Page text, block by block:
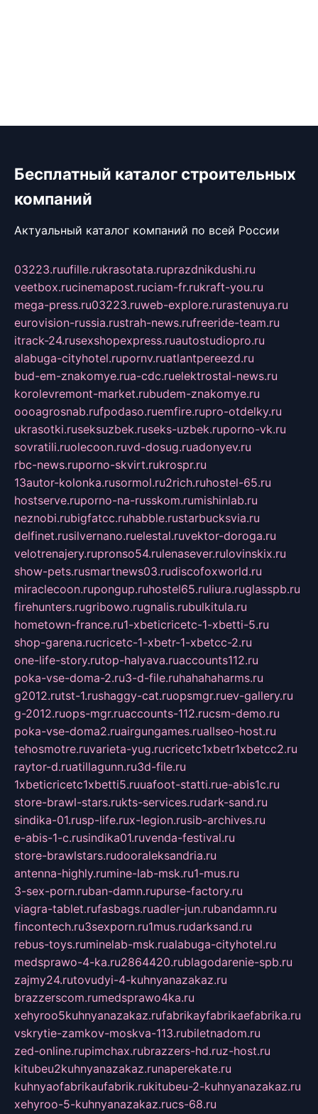
Бесплатный каталог строительных
компаний
Актуальный каталог компаний по всей России
03223.ruufille.rukrasotata.ruprazdnikdushi.ru
veetbox.rucinemapost.ruciam-fr.rukraft-you.ru
mega-press.ru03223.ruweb-explore.rurastenuya.ru
eurovision-russia.rustrah-news.rufreeride-team.ru
itrack-24.rusexshopexpress.ruautostudiopro.ru
alabuga-cityhotel.rupornv.ruatlantpereezd.ru
bud-em-znakomye.rua-cdc.ruelektrostal-news.ru
korolevremont-market.rubudem-znakomye.ru
oooagrosnab.rufpodaso.ruemfire.rupro-otdelky.ru
ukrasotki.ruseksuzbek.ruseks-uzbek.ruporno-vk.ru
sovratili.ruolecoon.ruvd-dosug.ruadonyev.ru
rbc-news.ruporno-skvirt.rukrospr.ru
13autor-kolonka.rusormol.ru2rich.ruhostel-65.ru
hostserve.ruporno-na-russkom.rumishinlab.ru
neznobi.rubigfatcc.ruhabble.rustarbucksvia.ru
delfinet.rusilvernano.ruelestal.ruvektor-doroga.ru
velotrenajery.rupronso54.rulenasever.rulovinskix.ru
show-pets.rusmartnews03.rudiscofoxworld.ru
miraclecoon.rupongup.ruhostel65.ruliura.ruglasspb.ru
firehunters.rugribowo.rugnalis.rubulkitula.ru
hometown-france.ru1-xbeticricetc-1-xbetti-5.ru
shop-garena.rucricetc-1-xbetr-1-xbetcc-2.ru
one-life-story.rutop-halyava.ruaccounts112.ru
poka-vse-doma-2.ru3-d-file.ruhahahaharms.ru
g2012.rutst-1.rushaggy-cat.ruopsmgr.ruev-gallery.ru
g-2012.ruops-mgr.ruaccounts-112.rucsm-demo.ru
poka-vse-doma2.ruairgungames.ruallseo-host.ru
tehosmotre.ruvarieta-yug.rucricetc1xbetr1xbetcc2.ru
raytor-d.ruatillagunn.ru3d-file.ru
1xbeticricetc1xbetti5.ruuafoot-statti.rue-abis1c.ru
store-brawl-stars.rukts-services.rudark-sand.ru
sindika-01.rusp-life.rux-legion.rusib-archives.ru
e-abis-1-c.rusindika01.ruvenda-festival.ru
store-brawlstars.rudooraleksandria.ru
antenna-highly.rumine-lab-msk.ru1-mus.ru
3-sex-porn.ruban-damn.rupurse-factory.ru
viagra-tablet.rufasbags.ruadler-jun.rubandamn.ru
fincontech.ru3sexporn.ru1mus.rudarksand.ru
rebus-toys.ruminelab-msk.rualabuga-cityhotel.ru
medsprawo-4-ka.ru2864420.rublagodarenie-spb.ru
zajmy24.rutovudyi-4-kuhnyanazakaz.ru
brazzerscom.rumedsprawo4ka.ru
xehyroo5kuhnyanazakaz.rufabrikayfabrikaefabrika.ru
vskrytie-zamkov-moskva-113.rubiletnadom.ru
zed-online.rupimchax.rubrazzers-hd.ruz-host.ru
kitubeu2kuhnyanazakaz.runaperekate.ru
kuhnyaofabrikaufabrik.rukitubeu-2-kuhnyanazakaz.ru
xehyroo-5-kuhnyanazakaz.rucs-68.ru